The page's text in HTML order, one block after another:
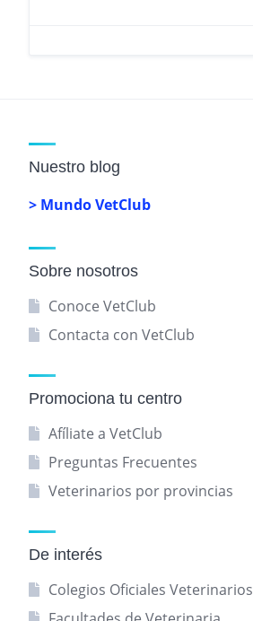
Nuestro blog
> Mundo VetClub
Sobre nosotros
Conoce VetClub
Contacta con VetClub
Promociona tu centro
Afíliate a VetClub
Preguntas Frecuentes
Veterinarios por provincias
De interés
Colegios Oficiales Veterinarios